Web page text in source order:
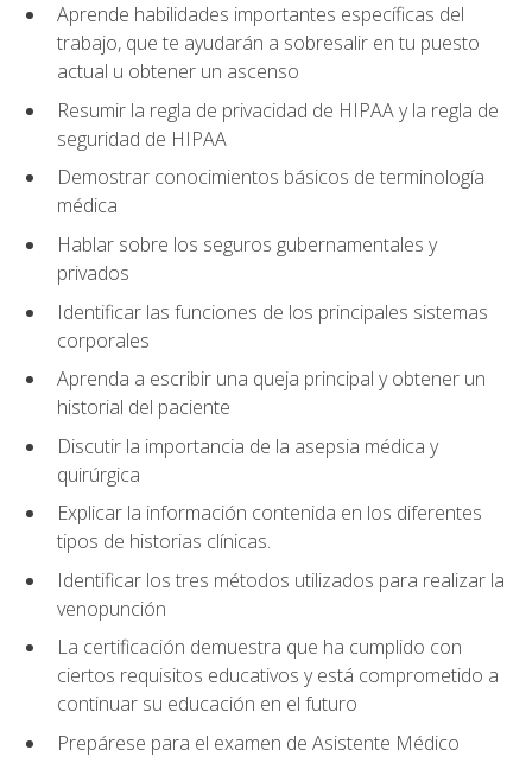
Aprende habilidades importantes específicas del
trabajo, que te ayudarán a sobresalir en tu puesto
actual u obtener un ascenso
Resumir la regla de privacidad de HIPAA y la regla de
seguridad de HIPAA
Demostrar conocimientos básicos de terminología
médica
Hablar sobre los seguros gubernamentales y
privados
Identificar las funciones de los principales sistemas
corporales
Aprenda a escribir una queja principal y obtener un
historial del paciente
Discutir la importancia de la asepsia médica y
quirúrgica
Explicar la información contenida en los diferentes
tipos de historias clínicas.
Identificar los tres métodos utilizados para realizar la
venopunción
La certificación demuestra que ha cumplido con
ciertos requisitos educativos y está comprometido a
continuar su educación en el futuro
Prepárese para el examen de Asistente Médico